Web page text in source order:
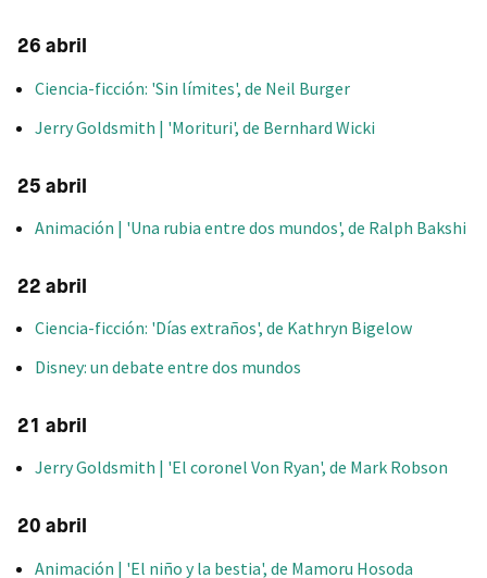
26 abril
Ciencia-ficción: 'Sin límites', de Neil Burger
Jerry Goldsmith | 'Morituri', de Bernhard Wicki
25 abril
Animación | 'Una rubia entre dos mundos', de Ralph Bakshi
22 abril
Ciencia-ficción: 'Días extraños', de Kathryn Bigelow
Disney: un debate entre dos mundos
21 abril
Jerry Goldsmith | 'El coronel Von Ryan', de Mark Robson
20 abril
Animación | 'El niño y la bestia', de Mamoru Hosoda